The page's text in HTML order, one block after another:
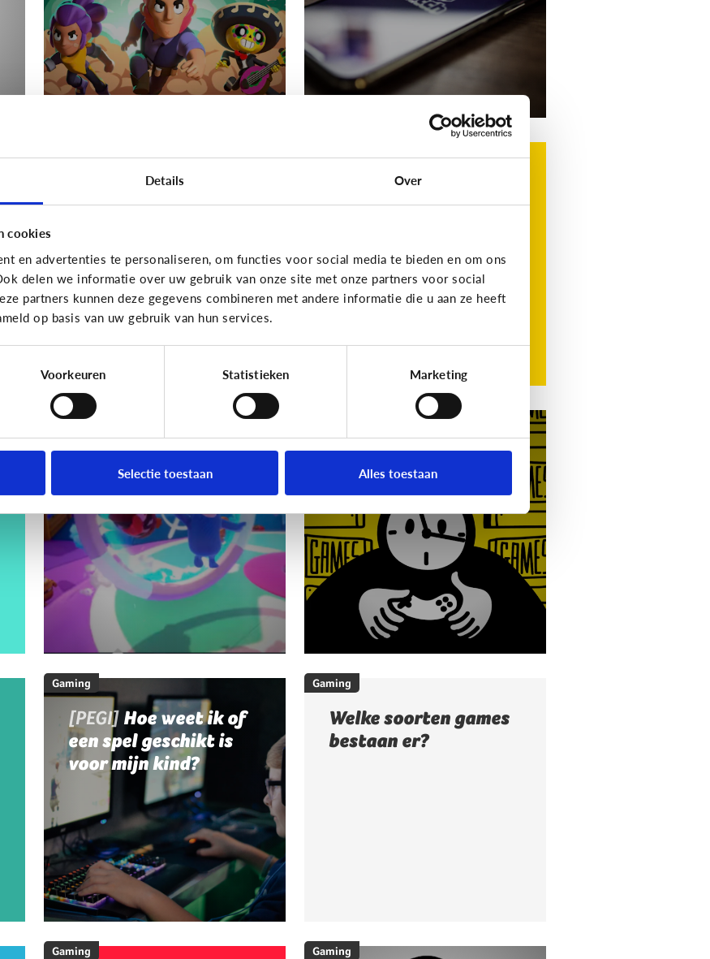
Details Over
cookies
en advertenties te personaliseren, om functies voor social media te bieden en om ons
delen we informatie over uw gebruik van onze site met onze partners voor social
partners kunnen deze gegevens combineren met andere informatie die u aan ze heeft
op basis van uw gebruik van hun services.
Voorkeuren Statistieken Marketing
Selectie toestaan Alles toestaan
Mijn kind wordt boos
als het moet stoppen
Wat is Roblox?
Hét favoriete gamingplatform
Gaming
Wat is Fall Guys? [Video]Gamet mijn
kind teveel?
Gaming
[PEGI] Hoe weet ik of
een spel geschikt is
voor mijn kind?
Gaming
Welke soorten games
bestaan er?
Gaming Gaming